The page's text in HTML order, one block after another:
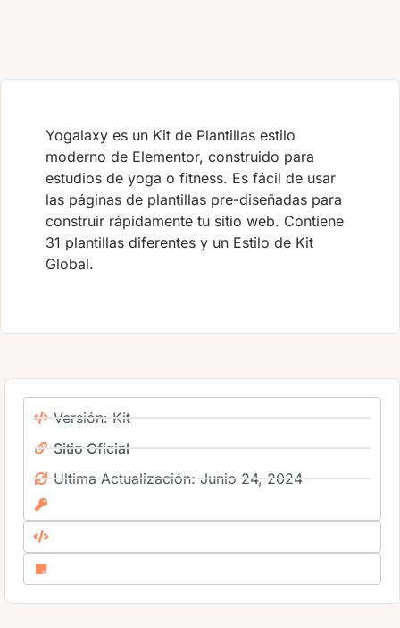
Yogalaxy es un Kit de Plantillas estilo
moderno de Elementor, construido para
estudios de yoga o fitness. Es fácil de usar
las páginas de plantillas pre-diseñadas para
construir rápidamente tu sitio web. Contiene
31 plantillas diferentes y un Estilo de Kit
Global.
Versión: Kit
Sitio Oficial
Ultima Actualización: Junio 24, 2024